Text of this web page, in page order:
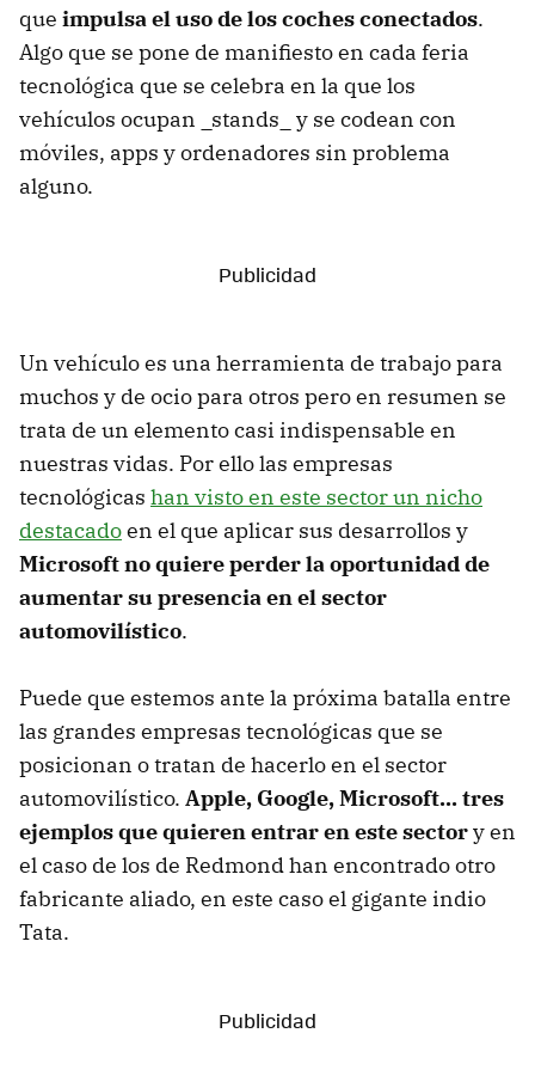
que impulsa el uso de los coches conectados.
Algo que se pone de manifiesto en cada feria
tecnológica que se celebra en la que los
vehículos ocupan _stands_ y se codean con
móviles, apps y ordenadores sin problema
alguno.
Un vehículo es una herramienta de trabajo para
muchos y de ocio para otros pero en resumen se
trata de un elemento casi indispensable en
nuestras vidas. Por ello las empresas
tecnológicas han visto en este sector un nicho
destacadoen el que aplicar sus desarrollos y
Microsoft no quiere perder la oportunidad de
aumentar su presencia en el sector
automovilístico.
Puede que estemos ante la próxima batalla entre
las grandes empresas tecnológicas que se
posicionan o tratan de hacerlo en el sector
automovilístico. Apple, Google, Microsoft... tres
ejemplos que quieren entrar en este sectory en
el caso de los de Redmond han encontrado otro
fabricante aliado, en este caso el gigante indio
Tata.